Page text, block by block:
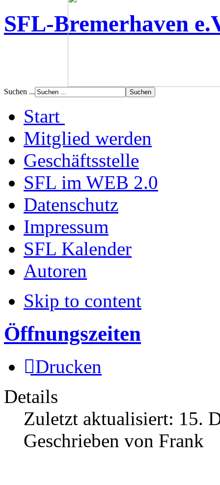
SFL-Bremerhaven
Suchen ...
Start
Mitglied werden
Geschäftsstelle
SFL im WEB 2.0
Datenschutz
Impressum
SFL Kalender
Autoren
Skip to content
Öffnungszeiten
Drucken
Details
Zuletzt aktualisiert: 15.
Geschrieben von Frank